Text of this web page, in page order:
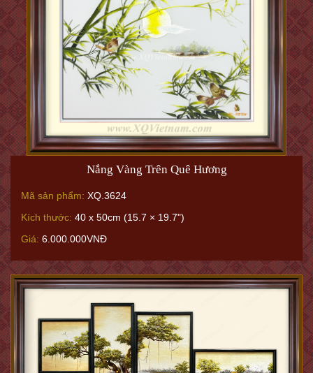
Nắng Vàng Trên Quê Hương
Mã sản phẩm: XQ.3624
Kích thước: 40 x 50cm (15.7 × 19.7")
Giá: 6.000.000VNĐ